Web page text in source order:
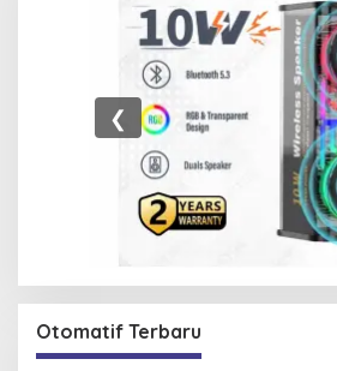
❮
Otomatif Terbaru